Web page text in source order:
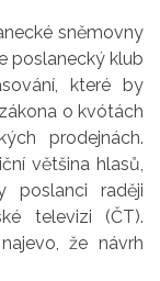
sněmovny
poslanecký klub
které by
o kvótách
prodejnách.
většina hlasů,
poslanci raději
televizi (ČT).
že návrh